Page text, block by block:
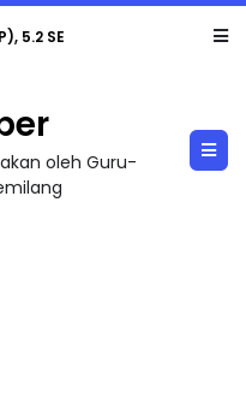
2 OLEH CIKG...
oleh Guru-